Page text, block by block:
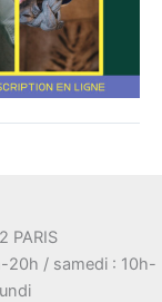
PARIS
20h / samedi : 10h-